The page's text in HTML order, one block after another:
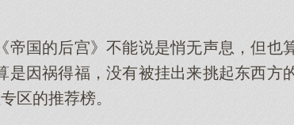
国的后宫》不能说是悄无声息，但也
是因祸得福，没有被挂出来挑起东西方
区的推荐榜。